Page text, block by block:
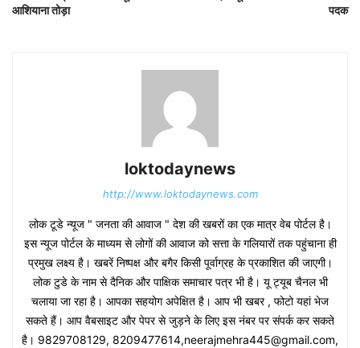
आशियाना तोड़ा
पदक
loktodaynews
http://www.loktodaynews.com
लोक टूडे न्यूज " जनता की आवाज " देश की खबरों का एक मात्र वेब पोर्टल है।
इस न्यूज पोर्टल के माध्यम से लोगों की आवाज को सत्ता के गलियारों तक पहुंचाना ही
प्रमुख लक्ष्य है। खबरें निष्पक्ष और बगैर किसी पूर्वाग्रह के प्रकाशित की जाएगी।
लोक टुडे के नाम से दैनिक और पाक्षिक समाचार पत्र भी है। यू ट्यूब चैनल भी
चलाया जा रहा है। आपका सहयोग अपेक्षित है। आप भी खबर , फोटो यहां भेज
सकते हैं। आप वैबसाइट और पेपर से जुड़ने के लिए इस नंबर पर संपर्क कर सकते
है। 9829708129, 8209477614,neerajmehra445@gmail.com,